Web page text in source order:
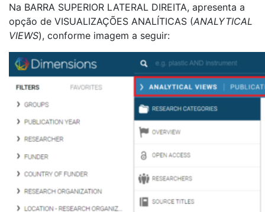
Na BARRA SUPERIOR LATERAL DIREITA, apresenta a
opção de VISUALIZAÇÕES ANALÍTICAS (ANALYTICAL
VIEWS), conforme imagem a seguir: